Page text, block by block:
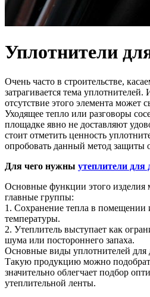
Уплотнители
Очень часто в строительстве,
затрагивается тема
отсутствие этого элемента может
Уходящее тепло или разговоры
площадке явно не доставляют
стоит отметить ценность
опробовать данный метод защиты
Для чего нужны утеплители для
Основные функции этого изделия
главные группы:
1. Сохранение тепла в помещении
температуры.
2. Утеплитель выступает как
шума или постороннего запаха.
Основные виды уплотнителей для
Такую продукцию можно
значительно облегчает подбор
утеплительной ленты.